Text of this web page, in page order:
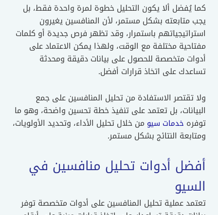
كما يُفضل ألا يكون التحليل خطوة لمرة واحدة فقط، بل
يجب متابعته بشكل مستمر، لأن المنافسين يغيرون
استراتيجياتهم باستمرار، وقد تظهر فرص جديدة أو كلمات
مفتاحية مختلفة مع الوقت، ولهذا يمكن الاعتماد على
أدوات متخصصة للحصول على بيانات دقيقة ومحدثة
تساعدك على اتخاذ قرارات أفضل.
ولا تقتصر الاستفادة من تحليل المنافسين على جمع
البيانات، بل تعتمد على تنفيذ خطة تحسين واضحة، وهو ما
توفره خدمات سيو من خلال تحليل الأداء، وتحديد الأولويات،
ومتابعة النتائج بشكل مستمر.
أفضل أدوات تحليل منافسين في
السيو
تعتمد عملية تحليل المنافسين على أدوات متخصصة توفر